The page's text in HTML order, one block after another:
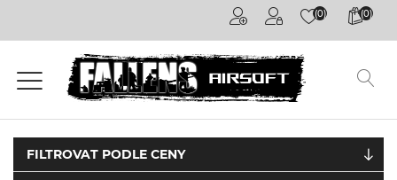
(0) (0)
Airsoftové
kuličky
6mm
Airsoftové
zbraně
FILTROVAT PODLE CENY